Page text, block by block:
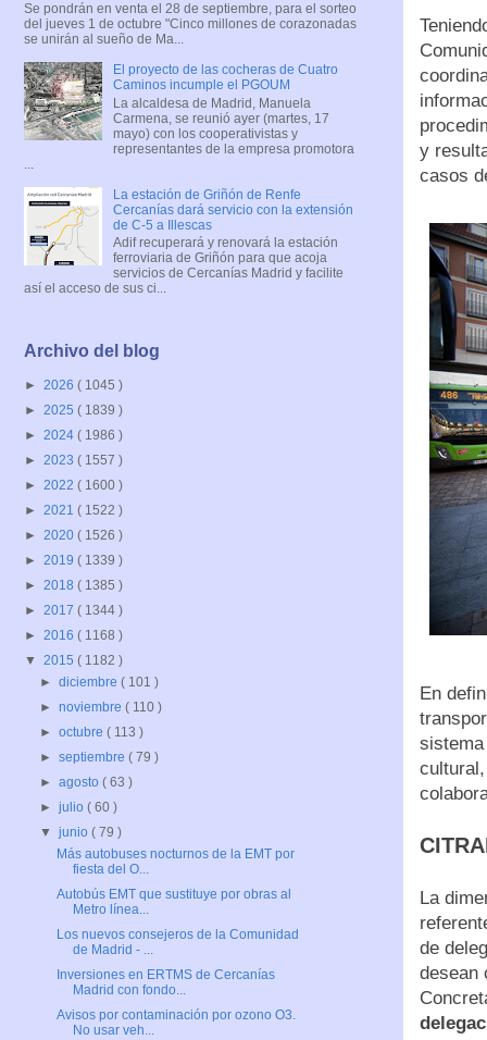
y
casos
En
La
de
desean
Se pondrán en venta el 28 de septiembre, para el sorteo
del jueves 1 de octubre "Cinco millones de corazonadas
se unirán al sueño de Ma...
El proyecto de las cocheras de Cuatro
Caminos incumple el PGOUM
La alcaldesa de Madrid, Manuela
Carmena, se reunió ayer (martes, 17
mayo) con los cooperativistas y
representantes de la empresa promotora
La estación de Griñón de Renfe
Cercanías dará servicio con la extensión
de C-5 a Illescas
Adif recuperará y renovará la estación
ferroviaria de Griñón para que acoja
servicios de Cercanías Madrid y facilite
así el acceso de sus ci...
Archivo del blog
► 2026 ( 1045 )
► 2025 ( 1839 )
► 2024 ( 1986 )
► 2023 ( 1557 )
► 2022 ( 1600 )
► 2021 ( 1522 )
► 2020 ( 1526 )
► 2019 ( 1339 )
► 2018 ( 1385 )
► 2017 ( 1344 )
► 2016 ( 1168 )
▼ 2015 ( 1182 )
►diciembre( 101 )
►noviembre( 110 )
►octubre( 113 )
►septiembre( 79 )
►agosto( 63 )
►julio( 60 )
▼junio( 79 )
Más autobuses nocturnos de la EMT por
fiesta del O...
Autobús EMT que sustituye por obras al
Metro línea...
Los nuevos consejeros de la Comunidad
de Madrid - ...
Inversiones en ERTMS de Cercanías
Madrid con fondo...
Avisos por contaminación por ozono O3.
No usar veh...